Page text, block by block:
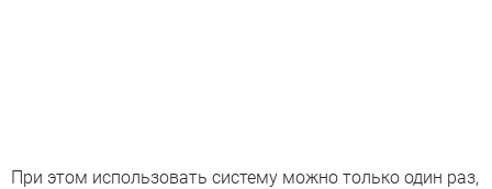
При этом использовать систему можно только один раз,